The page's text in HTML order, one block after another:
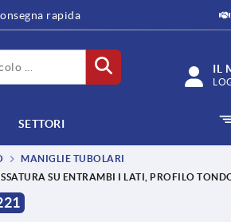
rapida
IL
SETTORI
MANIGLIE TUBOLARI
SU ENTRAMBI I LATI, PROFILO